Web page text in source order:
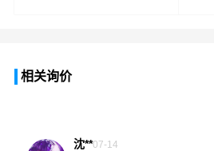
相关询价
沈**07-14